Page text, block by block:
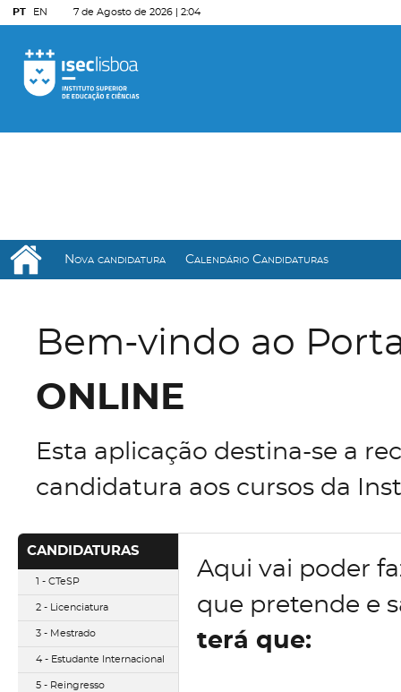
PT EN 7 de Agosto de 2026 | 2:04
Nova candidatura Calendário Candidaturas
Bem-vindo ao
ONLINE
Esta aplicação destina-se a
candidatura aos cursos da
CANDIDATURAS
1 - CTeSP
2 - Licenciatura
3 - Mestrado
4 - Estudante Internacional
5 - Reingresso
Aqui vai poder
que pretende e
terá que: